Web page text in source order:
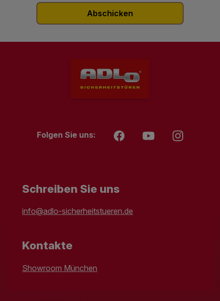
Folgen Sie uns:
Schreiben Sie uns
info@adlo-sicherheitstueren.de
Kontakte
Showroom München